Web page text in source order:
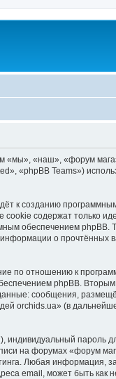
«мы», «наш», «форум
«phpBB Teams»)
к созданию
содержат только
обеспечением phpBB.
о прочтённых
по отношению к
phpBB.
сообщения,
orchids.ua» (в
индивидуальный пароль
на форумах «форум
Любая информация,
email, может быть как